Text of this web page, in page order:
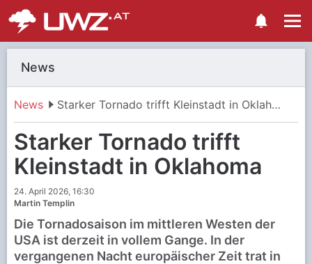
News
News Starker Tornado trifft Kleinstadt in Oklahoma
Starker Tornado trifft
Kleinstadt in Oklahoma
24. April 2026, 16:30
Martin Templin
Die Tornadosaison im mittleren Westen der
USA ist derzeit in vollem Gange. In der
vergangenen Nacht europäischer Zeit trat in